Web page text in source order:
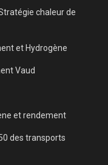
chaleur de
et Hydrogène
Vaud
et rendement
des transports